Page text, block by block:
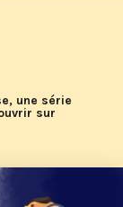
une série
sur
de KTO